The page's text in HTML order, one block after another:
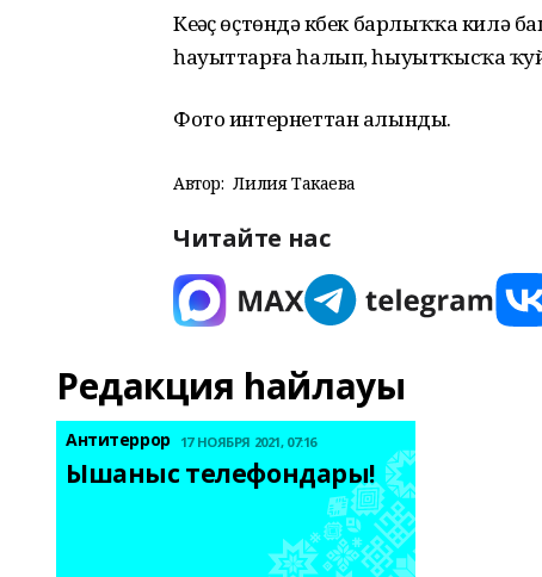
Кеүәҫ өҫтөндә күбек барлыҡҡа килә
һауыттарға һалып, һыуытҡысҡа
Фото интернеттан алынды.
Автор: Лилия Такаева
Читайте нас
Редакция һайлауы
Антитеррор 17 НОЯБРЯ 2021, 07:16
Ышаныс телефондары!